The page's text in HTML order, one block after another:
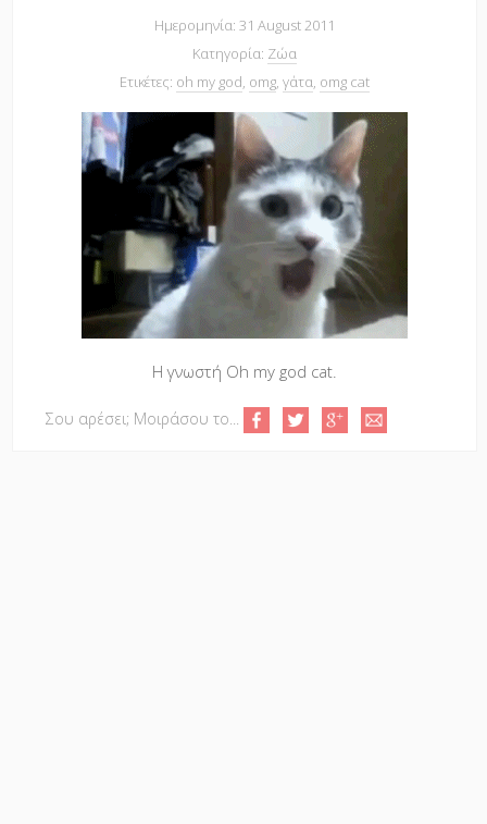
Ημερομηνία: 31 August 2011
Κατηγορία: Ζώα
Ετικέτες: oh my god, omg, γάτα, omg cat
Η γνωστή Oh my god cat.
Σου αρέσει; Μοιράσου το...